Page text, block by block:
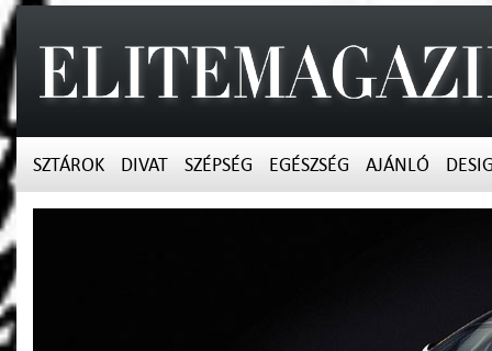
SZTÁROK DIVAT SZÉPSÉG EGÉSZSÉG AJÁNLÓ